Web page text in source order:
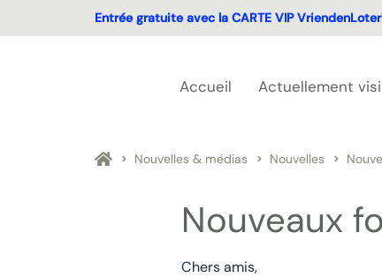
Entrée gratuite avec la CARTE VIP
Accueil Actuellement
Nouvelles & médias Nouvelles
Nouveaux
Chers amis,